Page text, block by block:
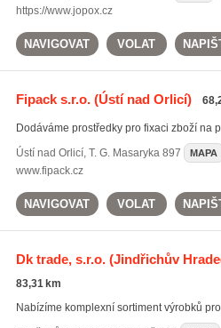
https://www.jopox.cz
NAVIGOVAT VOLAT
Fipack s.r.o.(Ústí nad Orlicí)
Dodáváme prostředky pro fixaci zboží na
Ústí nad Orlicí, T. G. Masaryka 897 MAPA
www.fipack.cz
NAVIGOVAT VOLAT
Dk trade, s.r.o.(Jindřichův
83,31 km
Nabízíme komplexní sortiment výrobků